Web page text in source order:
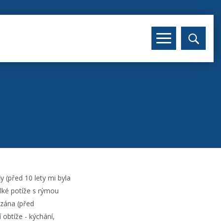
(před 10 lety mi byla
potíže s rýmou
(před
- kýchání,